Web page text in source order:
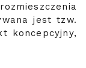
jest tzw.
koncepcyjny,